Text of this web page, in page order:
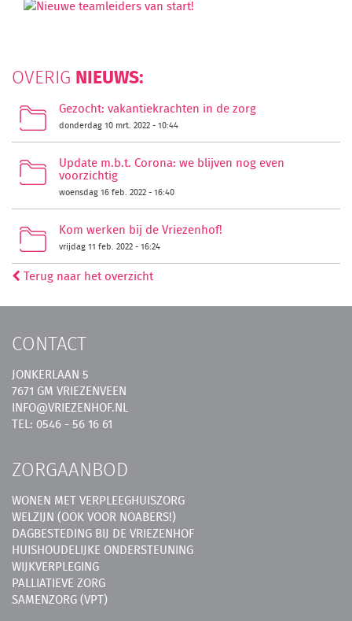
OVERIG NIEUWS:
Gezocht: vakantiekrachten in de zorg
donderdag 10 mrt. 2022 - 10:44
Update m.b.t. Corona: we blijven nog even
voorzichtig
woensdag 16 feb. 2022 - 16:40
Kom werken bij de Vriezenhof!
vrijdag 11 feb. 2022 - 16:24
Terug naar het overzicht
CONTACT
JONKERLAAN 5
7671 GM VRIEZENVEEN
INFO@VRIEZENHOF.NL
TEL: 0546 - 56 16 61
ZORGAANBOD
WONEN MET VERPLEEGHUISZORG
WELZIJN (OOK VOOR NOABERS!)
DAGBESTEDING BIJ DE VRIEZENHOF
HUISHOUDELIJKE ONDERSTEUNING
WIJKVERPLEGING
PALLIATIEVE ZORG
SAMENZORG (VPT)